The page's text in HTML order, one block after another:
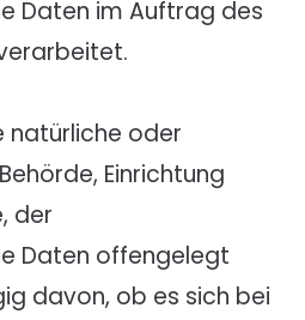
Daten im Auftrag des
natürliche oder
Einrichtung
der
Daten offengelegt
davon, ob es sich bei